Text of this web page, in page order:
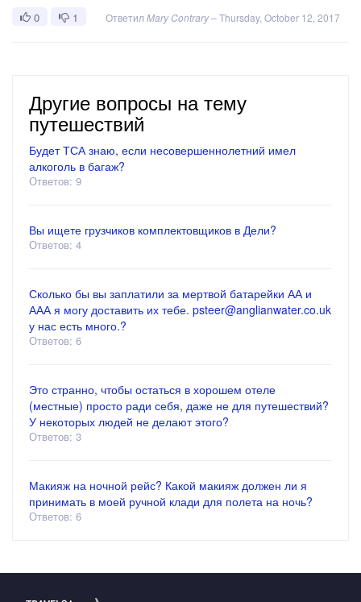
0 1 Ответил Mary Contrary–Thursday, October 12, 2017
Другие вопросы на тему
путешествий
Будет ТСА знаю, если несовершеннолетний имел
алкоголь в багаж?
Ответов: 9
Вы ищете грузчиков комплектовщиков в Дели?
Ответов: 4
Сколько бы вы заплатили за мертвой батарейки АА и
ААА я могу доставить их тебе. psteer@anglianwater.co.uk
у нас есть много.?
Ответов: 6
Это странно, чтобы остаться в хорошем отеле
(местные) просто ради себя, даже не для путешествий?
У некоторых людей не делают этого?
Ответов: 3
Макияж на ночной рейс? Какой макияж должен ли я
принимать в моей ручной клади для полета на ночь?
Ответов: 6